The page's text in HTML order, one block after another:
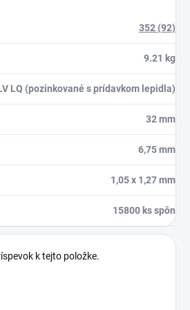
352 (92)
9.21 kg
LQ (pozinkované s prídavkom lepidla)
32 mm
6,75 mm
1,05 x 1,27 mm
15800 ks spôn
k tejto položke.